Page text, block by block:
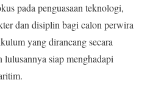
pada penguasaan teknologi,
dan disiplin bagi calon perwira
yang dirancang secara
siap menghadapi